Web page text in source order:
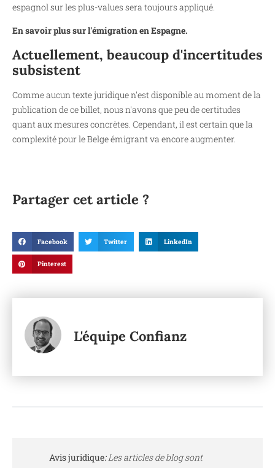
espagnol sur les plus-values sera toujours appliqué.
En savoir plus sur l'émigration en Espagne.
Actuellement, beaucoup d'incertitudes
subsistent
Comme aucun texte juridique n'est disponible au moment de la
publication de ce billet, nous n'avons que peu de certitudes
quant aux mesures concrètes. Cependant, il est certain que la
complexité pour le Belge émigrant va encore augmenter.
Partager cet article ?
Facebook Twitter LinkedIn
Pinterest
L'équipe Confianz
Avis juridique:Les articles de blog sont